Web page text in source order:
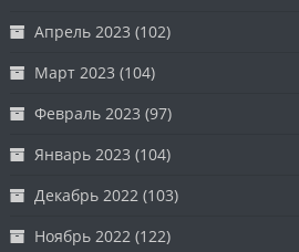
Апрель 2023 (102)
Март 2023 (104)
Февраль 2023 (97)
Январь 2023 (104)
Декабрь 2022 (103)
Ноябрь 2022 (122)